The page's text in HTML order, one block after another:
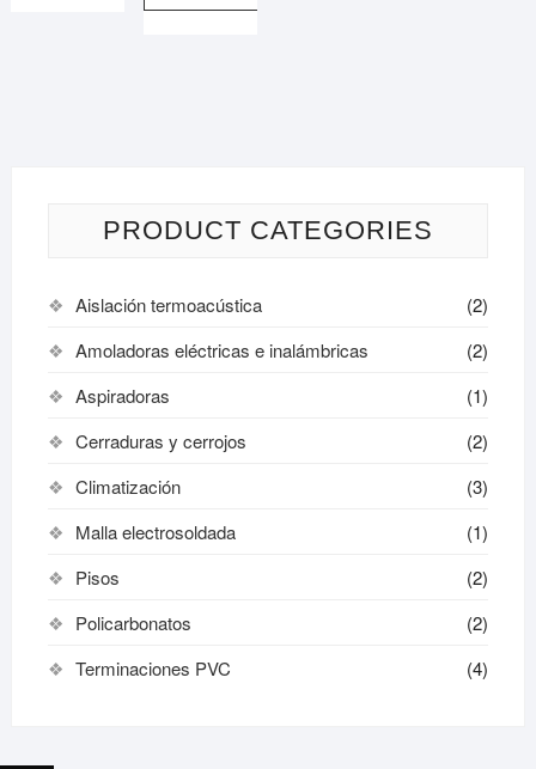
PRODUCT CATEGORIES
Aislación termoacústica
(2)
Amoladoras eléctricas e inalámbricas
(2)
Aspiradoras
(1)
Cerraduras y cerrojos
(2)
Climatización
(3)
Malla electrosoldada
(1)
Pisos
(2)
Policarbonatos
(2)
Terminaciones PVC
(4)